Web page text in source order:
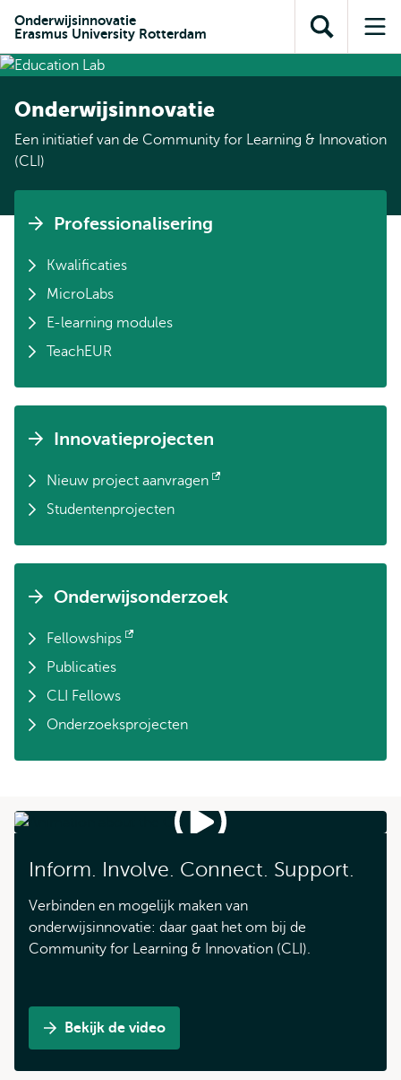
inhoud
Direct naar
subnavigatie
Onderwijsinnovatie
Erasmus University Rotterdam
Toon
zoekveld
Onderwijsinnovatie
Een initiatief van de Community for Learning & Innovation
(CLI)
Professionalisering
Kwalificaties
MicroLabs
E-learning modules
TeachEUR
Innovatieprojecten
Nieuw project aanvragen
Opent
externStudentenprojecten
Onderwijsonderzoek
Fellowships
Opent
externPublicaties
CLI Fellows
Onderzoeksprojecten
Inform. Involve. Connect. Support.
Verbinden en mogelijk maken van
onderwijsinnovatie: daar gaat het om bij de
Community for Learning & Innovation (CLI).
Bekijk de video
Watch
the